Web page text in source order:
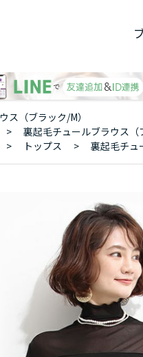
ス（ブラック/M）
>
裏起毛チュールブラウス（
> トップス > 裏起毛チュ